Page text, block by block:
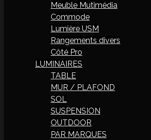
Meuble Mutimédia
Commode
Lumière USM
Rangements divers
Côté Pro
LUMINAIRES
TABLE
MUR / PLAFOND
SOL
SUSPENSION
OUTDOOR
PAR MARQUES